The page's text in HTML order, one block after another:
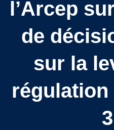
l’Arcep
de
sur la
régulation